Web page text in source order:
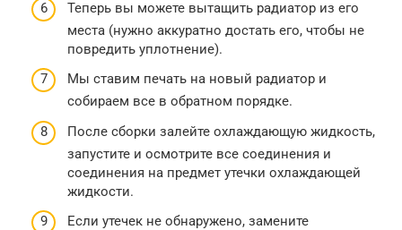
Теперь вы можете вытащить радиатор из его
места (нужно аккуратно достать его, чтобы не
повредить уплотнение).
Мы ставим печать на новый радиатор и
собираем все в обратном порядке.
После сборки залейте охлаждающую жидкость,
запустите и осмотрите все соединения и
соединения на предмет утечки охлаждающей
жидкости.
Если утечек не обнаружено, замените